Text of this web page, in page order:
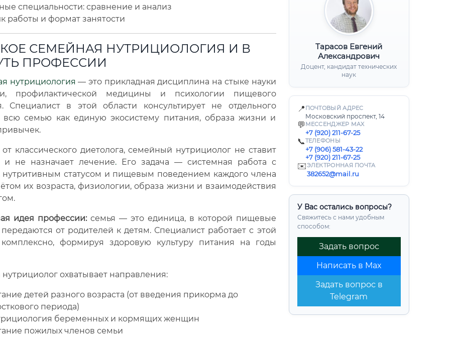
Тарасов Евгений
Александрович
Доцент, кандидат технических
наук
📍 ПОЧТОВЫЙ АДРЕС
Московский проспект, 14
💬 МЕССЕНДЖЕР MAX
+7 (920) 211-67-25
📞ТЕЛЕФОНЫ
+7 (906) 581-43-22
+7 (920) 211-67-25
✉️ЭЛЕКТРОННАЯ ПОЧТА
382652@mail.ru
У Вас остались вопросы?
Свяжитесь с нами удобным
способом:
Задать вопрос
Написать в Max
Задать вопрос в
Telegram
специальности: сравнение и анализ
работы и формат занятости
СЕМЕЙНАЯ НУТРИЦИОЛОГИЯ И В
ПРОФЕССИИ
нутрициология — это прикладная дисциплина на стыке науки
профилактической медицины и психологии пищевого
Специалист в этой области консультирует не отдельного
всю семью как единую экосистему питания, образа жизни и
классического диетолога, семейный нутрициолог не ставит
и не назначает лечение.Его задача — системная работа с
нутритивным статусом и пищевым поведением каждого члена
их возраста, физиологии, образа жизни и взаимодействия
идея профессии:семья — это единица, в которой пищевые
от родителей к детям. Специалист работает с этой
формируя здоровую культуру питания на годы
охватывает направления:
детей разного возраста (от введения прикорма до
периода)
беременных и кормящих женщин
пожилых членов семьи